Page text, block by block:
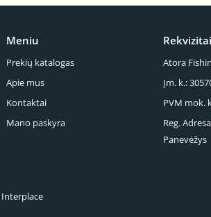
Meniu
Prekių katalogas
Apie mus
Kontaktai
Mano paskyra
Rekvizitai
Atora
Įm. k.:
PVM mok.
Reg.
Panevėžys
Interplace